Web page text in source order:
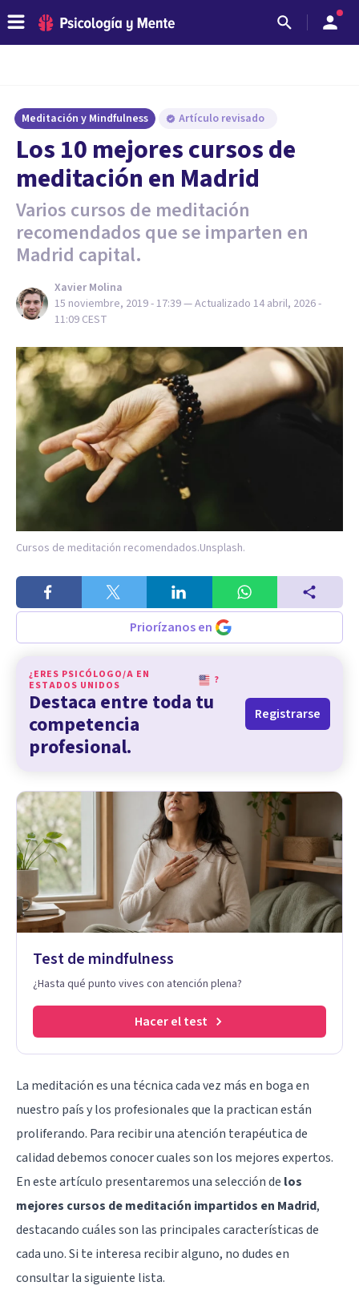
Meditación y Mindfulness Artículo revisado
Los 10 mejores cursos de
meditación en Madrid
Varios cursos de meditación
recomendados que se imparten en
Madrid capital.
Xavier Molina
15 noviembre, 2019 - 17:39— Actualizado 14 abril, 2026 -
11:09 CEST
Cursos de meditación recomendados.Unsplash.
Priorízanos en
¿ERES PSICÓLOGO/A EN
ESTADOS UNIDOS
?
Destaca entre toda tu
competencia
profesional.
Registrarse
Test de mindfulness
¿Hasta qué punto vives con atención plena?
Hacer el test
La meditación es una técnica cada vez más en boga en
nuestro país y los profesionales que la practican están
proliferando. Para recibir una atención terapéutica de
calidad debemos conocer cuales son los mejores expertos.
En este artículo presentaremos una selección de los
mejores cursos de meditación impartidos en Madrid,
destacando cuáles son las principales características de
cada uno. Si te interesa recibir alguno, no dudes en
consultar la siguiente lista.